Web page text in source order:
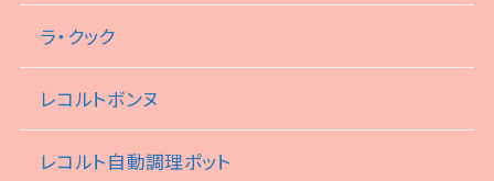
ラ・クック
レコルトボンヌ
レコルト自動調理ポット